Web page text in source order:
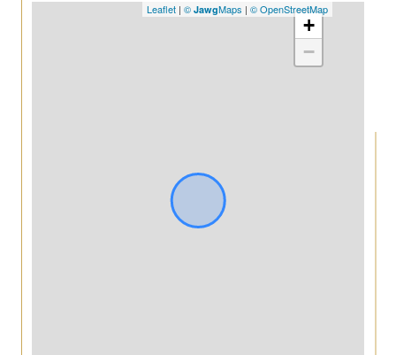
+
−
Leaflet | © JawgMaps | © OpenStreetMap